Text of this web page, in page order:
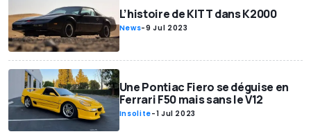
L’histoire de KITT dans K2000
News-9 Jul 2023
Une Pontiac Fiero se déguise en
Ferrari F50 mais sans le V12
Insolite-1 Jul 2023